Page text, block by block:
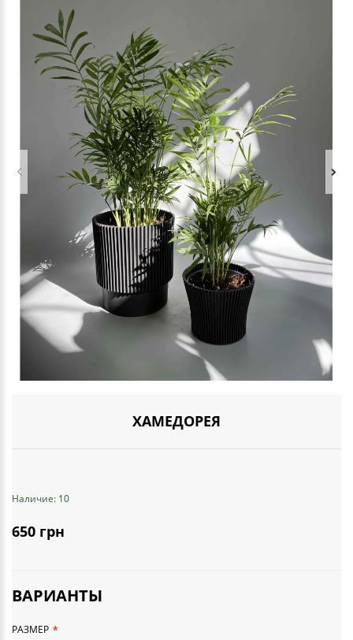
ХАМЕДОРЕЯ
Наличие: 10
650 грн
ВАРИАНТЫ
РАЗМЕР